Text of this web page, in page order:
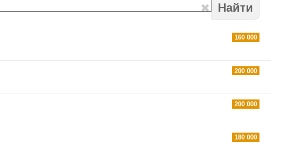
Найти
160 000
200 000
200 000
180 000